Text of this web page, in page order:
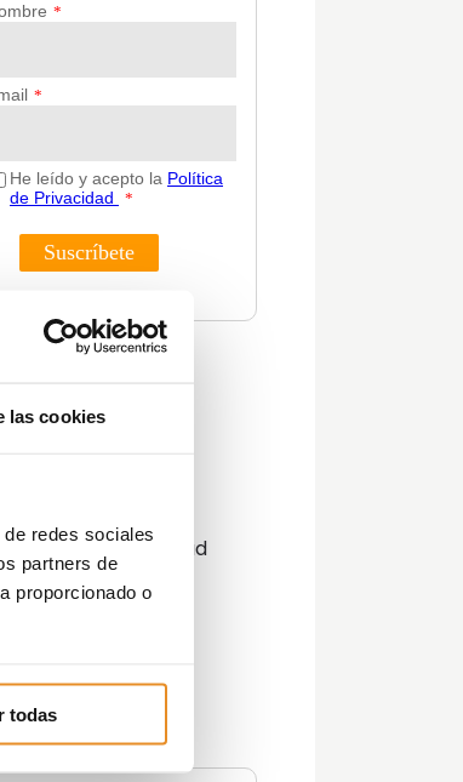
las cookies
redes sociales
partners de
proporcionado o
todas
y sostenibilidad
y decoración
Comunes